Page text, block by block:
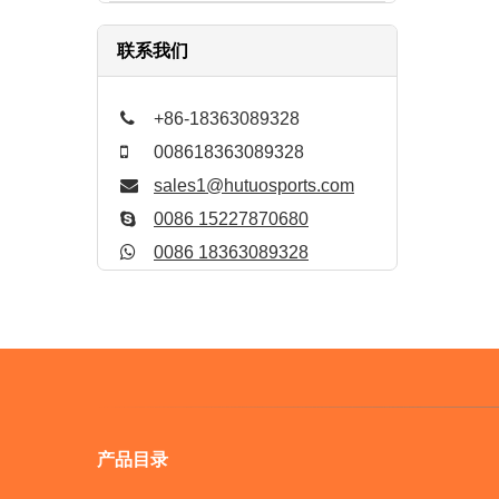
联系我们
+86-18363089328
008618363089328
sales1@hutuosports.com
0086 15227870680
0086 18363089328
产品目录